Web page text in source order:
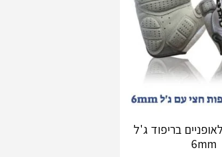
בריפוד ג'ל
6mm